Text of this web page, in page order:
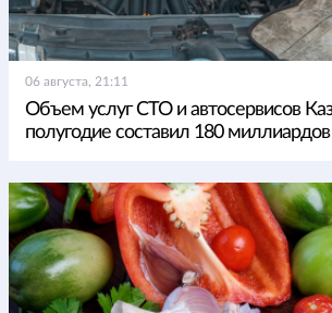
06 августа, 21:11
Объем услуг СТО и автосервисов
полугодие составил 180 миллиардов